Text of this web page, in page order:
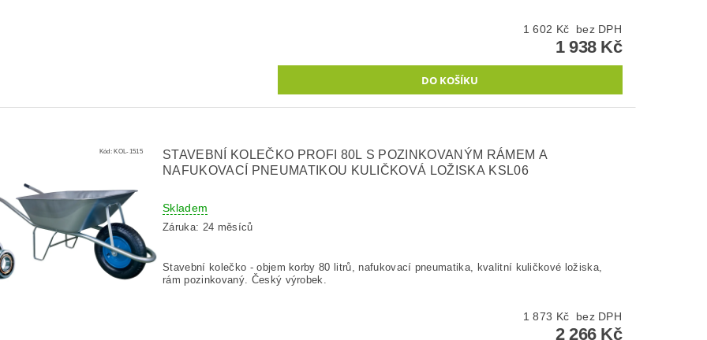
1 602 Kč bez DPH
1 938 Kč
Kód:KOL-1515
STAVEBNÍ KOLEČKO PROFI 80L S POZINKOVANÝM RÁMEM A
NAFUKOVACÍ PNEUMATIKOU KULIČKOVÁ LOŽISKA KSL06
Skladem
Záruka: 24 měsíců
Stavební kolečko - objem korby 80 litrů, nafukovací pneumatika, kvalitní kuličkové ložiska,
rám pozinkovaný. Český výrobek.
1 873 Kč bez DPH
2 266 Kč